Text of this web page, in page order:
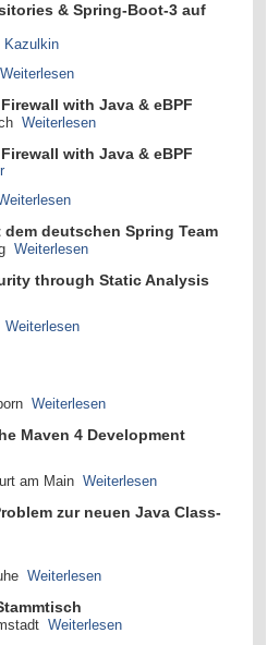
& Spring-Boot-3 auf
Kazulkin
Weiterlesen
with Java & eBPF
Weiterlesen
with Java & eBPF
deutschen Spring Team
Weiterlesen
through Static Analysis
Weiterlesen
Weiterlesen
Maven 4 Development
am Main Weiterlesen
zur neuen Java Class-
Weiterlesen
Weiterlesen